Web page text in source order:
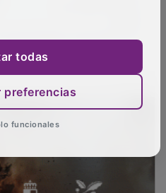
todas
preferencias
funcionales